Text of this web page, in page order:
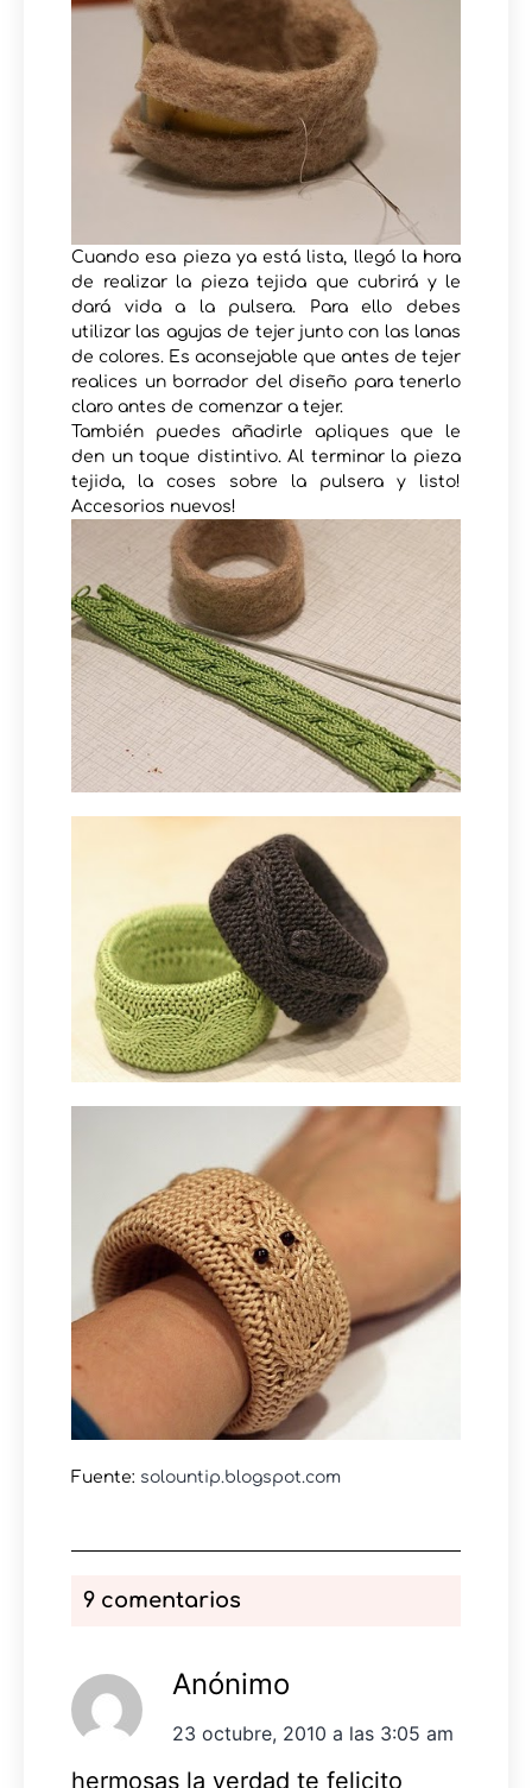
Cuando esa pieza ya está lista, llegó la hora
de realizar la pieza tejida que cubrirá y le
dará vida a la pulsera. Para ello debes
utilizar las agujas de tejer junto con las lanas
de colores. Es aconsejable que antes de tejer
realices un borrador del diseño para tenerlo
claro antes de comenzar a tejer.
También puedes añadirle apliques que le
den un toque distintivo. Al terminar la pieza
tejida, la coses sobre la pulsera y listo!
Accesorios nuevos!
Fuente: solountip.blogspot.com
9 comentarios
Anónimo
23 octubre, 2010 a las 3:05 am
hermosas la verdad te felicito